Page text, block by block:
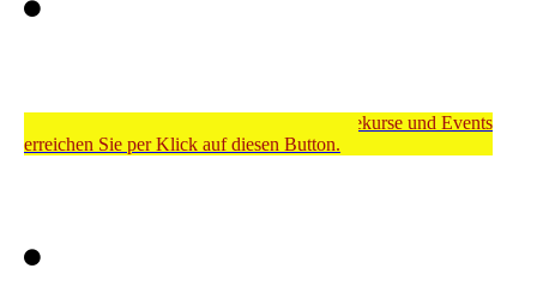
Meinen Shop für Dienstleistungen, Onlinekurse und Events
erreichen Sie per Klick auf diesen Button.